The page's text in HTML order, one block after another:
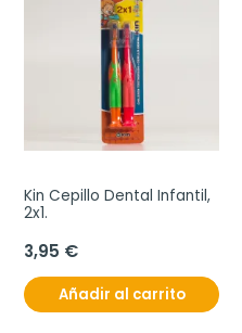
Kin Cepillo Dental Infantil,
2x1.
3,95 €
Añadir al carrito